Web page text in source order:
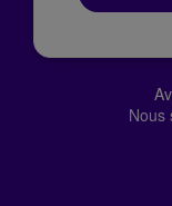
Nous